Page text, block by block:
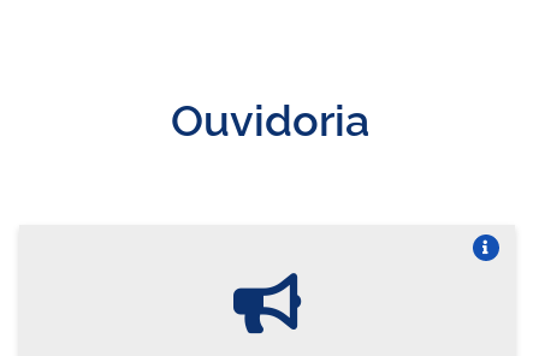
Ouvidoria